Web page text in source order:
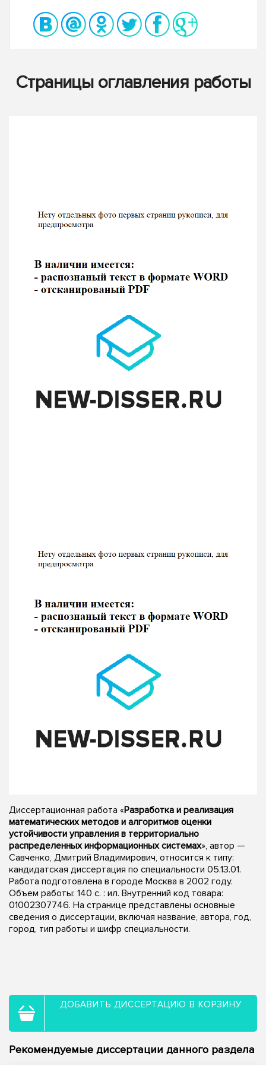
Страницы оглавления работы
Диссертационная работа «Разработка и реализация
математических методов и алгоритмов оценки
устойчивости управления в территориально
распределенных информационных системах», автор —
Савченко, Дмитрий Владимирович, относится к типу:
кандидатская диссертация по специальности 05.13.01.
Работа подготовлена в городе Москва в 2002 году.
Объем работы: 140 с. : ил. Внутренний код товара:
01002307746. На странице представлены основные
сведения о диссертации, включая название, автора, год,
город, тип работы и шифр специальности.
ДОБАВИТЬ ДИССЕРТАЦИЮ В КОРЗИНУ
Рекомендуемые диссертации данного раздела